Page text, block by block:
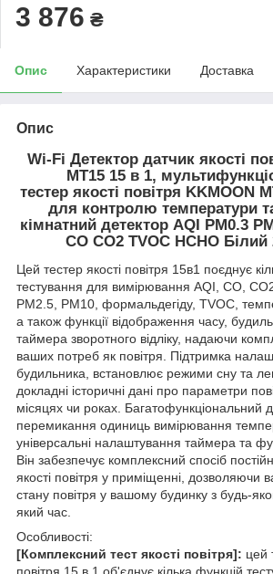
3 876 ₴
Опис Характеристики Доставка
Опис
Wi-Fi Детектор датчик якості
MT15 15 в 1,
тестер якості повітря KKMOON
для контролю температури
кімнатний детектор AQI PM0.3
CO CO2 TVOC HCHO Білий
Цей тестер якості повітря 15в1 поєднує
тестування для вимірювання AQI, CO,
PM2.5, PM10, формальдегіду, TVOC,
а також функції відображення часу,
таймера зворотного відліку, надаючи
ваших потреб як повітря. Підтримка
будильника, встановлює режими сну та
докладні історичні дані про параметри
місяцях чи роках. Багатофункціональний
перемикання одиниць вимірювання
універсальні налаштування таймера та
Він забезпечує комплексний спосіб
якості повітря у приміщенні, дозволяючи
стану повітря у вашому будинку з будь-
який час.
Особливості:
[Комплексний тест якості повітря]: цей
повітря 15 в 1 об'єднує кілька функцій